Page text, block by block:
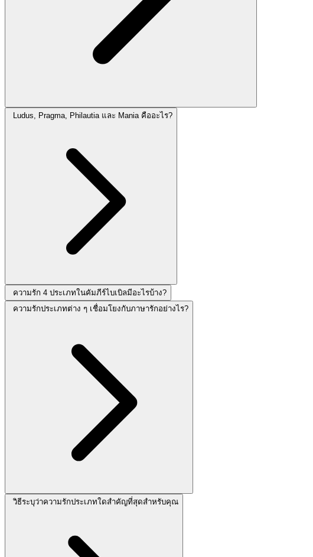
Ludus, Pragma, Philautia และ Mania คืออะไร?
ความรัก 4 ประเภทในคัมภีร์ไบเบิลมีอะไรบ้าง?
ความรักประเภทต่าง ๆ เชื่อมโยงกับภาษารักอย่างไร?
วิธีระบุว่าความรักประเภทใดสำคัญที่สุดสำหรับคุณ